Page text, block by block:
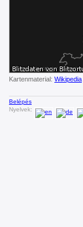
Kartenmaterial: Wikipedia
Belépés
Nyelvek: